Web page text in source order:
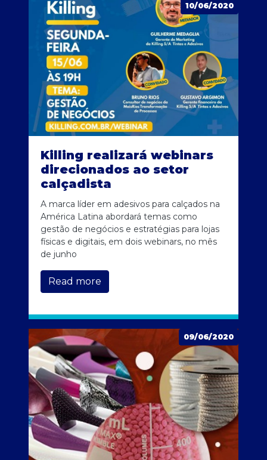
10/06/2020
Killing realizará webinars
direcionados ao setor
calçadista
A marca líder em adesivos para calçados na
América Latina abordará temas como
gestão de negócios e estratégias para lojas
físicas e digitais, em dois webinars, no mês
de junho
Read more
09/06/2020